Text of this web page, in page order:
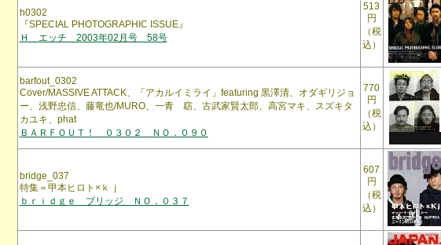
h0302
『SPECIAL PHOTOGRAPHIC ISSUE』
Ｈ エッチ 2003年02月号 58号
513
円
（税
込）
barfout_0302
Cover/MASSIVE ATTACK、「アカルイミライ」featuring 黒澤清、オダギリジョ
ー、浅野忠信、藤竜也/MURO、一青 窈、古武家賢太郎、高宮マキ、スズキタ
カユキ、phat
ＢＡＲＦＯＵＴ！ ０３０２ ＮＯ．０９０
770
円
（税
込）
bridge_037
特集＝甲本ヒロト×ｋｊ
ｂｒｉｄｇｅ ブリッジ ＮＯ．０３７
607
円
（税
込）